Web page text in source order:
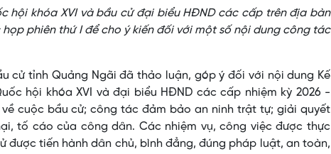
hội khóa XVI và bầu cử đại biểu HĐND các cấp trên địa bàn
phiên thứ I để cho ý kiến đối với một số nội dung công tác
cử tỉnh Quảng Ngãi đã thảo luận, góp ý đối với nội dung Kế
hội khóa XVI và đại biểu HĐND các cấp nhiệm kỳ 2026 -
cuộc bầu cử; công tác đảm bảo an ninh trật tự; giải quyết
tố cáo của công dân. Các nhiệm vụ, công việc được thực
được tiến hành dân chủ, bình đẳng, đúng pháp luật, an toàn,